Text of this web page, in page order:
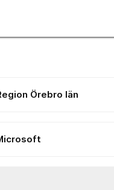
Örebro län